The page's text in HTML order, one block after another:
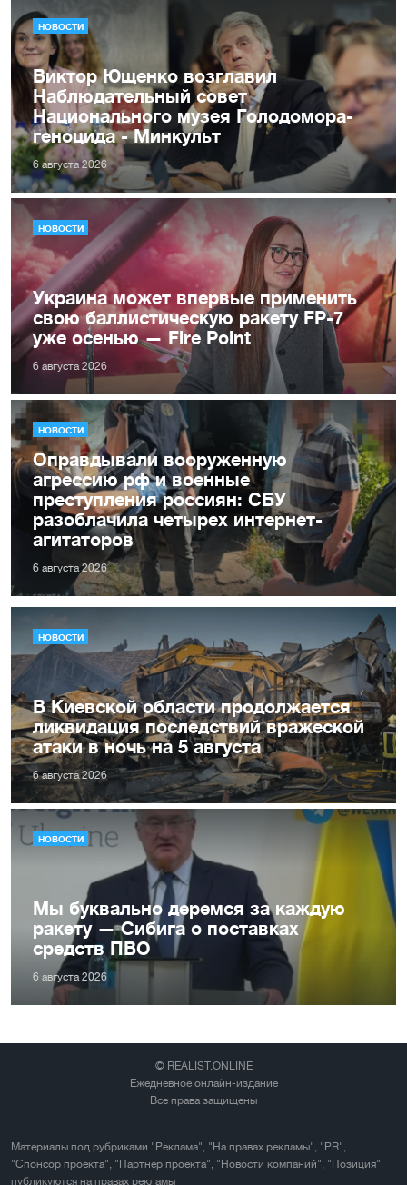
НОВОСТИ
Виктор Ющенко возглавил
Наблюдательный совет
Национального музея Голодомора-
геноцида - Минкульт
6 августа 2026
НОВОСТИ
Украина может впервые применить
свою баллистическую ракету FP-7
уже осенью — Fire Point
6 августа 2026
НОВОСТИ
Оправдывали вооруженную
агрессию рф и военные
преступления россиян: СБУ
разоблачила четырех интернет-
агитаторов
6 августа 2026
НОВОСТИ
В Киевской области продолжается
ликвидация последствий вражеской
атаки в ночь на 5 августа
6 августа 2026
НОВОСТИ
Мы буквально деремся за каждую
ракету — Сибига о поставках
средств ПВО
6 августа 2026
© REALIST.ONLINE
Ежедневное онлайн-издание
Все права защищены
Материалы под рубриками "Реклама", "На правах рекламы", "PR",
"Спонсор проекта", "Партнер проекта", "Новости компаний", "Позиция"
публикуются на правах рекламы